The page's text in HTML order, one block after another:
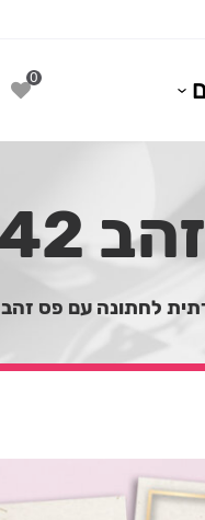
0
לחתונה עם פס זהב 1042